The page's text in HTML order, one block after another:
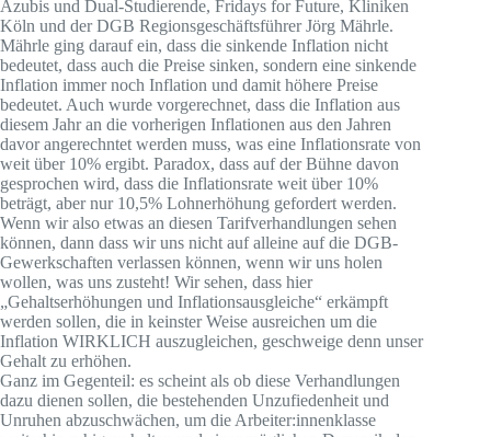
Azubis und Dual-Studierende, Fridays for Future, Kliniken
Köln und der DGB Regionsgeschäftsführer Jörg Mährle.
Mährle ging darauf ein, dass die sinkende Inflation nicht
bedeutet, dass auch die Preise sinken, sondern eine sinkende
Inflation immer noch Inflation und damit höhere Preise
bedeutet. Auch wurde vorgerechnet, dass die Inflation aus
diesem Jahr an die vorherigen Inflationen aus den Jahren
davor angerechntet werden muss, was eine Inflationsrate von
weit über 10% ergibt. Paradox, dass auf der Bühne davon
gesprochen wird, dass die Inflationsrate weit über 10%
beträgt, aber nur 10,5% Lohnerhöhung gefordert werden.
Wenn wir also etwas an diesen Tarifverhandlungen sehen
können, dann dass wir uns nicht auf alleine auf die DGB-
Gewerkschaften verlassen können, wenn wir uns holen
wollen, was uns zusteht! Wir sehen, dass hier
„Gehaltserhöhungen und Inflationsausgleiche“ erkämpft
werden sollen, die in keinster Weise ausreichen um die
Inflation WIRKLICH auszugleichen, geschweige denn unser
Gehalt zu erhöhen.
Ganz im Gegenteil: es scheint als ob diese Verhandlungen
dazu dienen sollen, die bestehenden Unzufiedenheit und
Unruhen abzuschwächen, um die Arbeiter:innenklasse